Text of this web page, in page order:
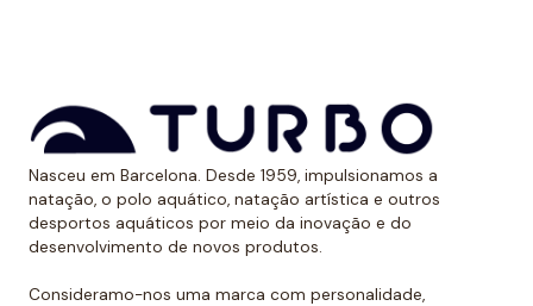
muito tempo sem sofrer desgaste.
Uso recomendado de calção para
polo aquático
Da Turbo recomendamos usar o calção para praticar
polo aquático ou treinar natação. Como se encaixa
perfeitamente no corpo, dificulta que o jogador de
Nasceu em Barcelona. Desde 1959, impulsionamos a
natação, o polo aquático, natação artística e outros
desportos aquáticos por meio da inovação e do
desenvolvimento de novos produtos.
Consideramo-nos uma marca com personalidade,